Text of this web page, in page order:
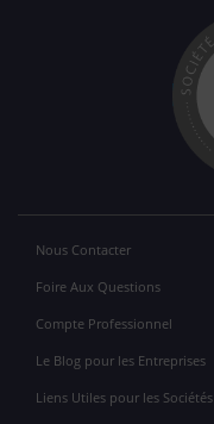
Nous Contacter
Foire Aux Questions
Compte Professionnel
Le Blog pour les Entreprises
Liens Utiles pour les Sociétés